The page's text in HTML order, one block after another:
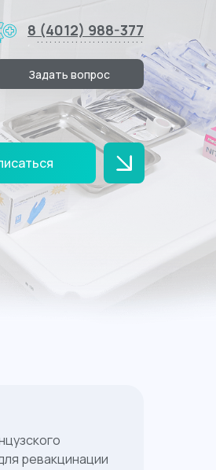
.........................
8 (4012) 988-377
Задать вопрос
ревакцинации